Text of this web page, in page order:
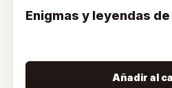
Enigmas y leyendas
Añadir al